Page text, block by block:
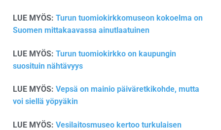
LUE MYÖS: Turun tuomiokirkkomuseon kokoelma on
Suomen mittakaavassa ainutlaatuinen
LUE MYÖS: Turun tuomiokirkko on kaupungin
suosituin nähtävyys
LUE MYÖS: Vepsä on mainio päiväretkikohde, mutta
voi siellä yöpyäkin
LUE MYÖS: Vesilaitosmuseo kertoo turkulaisen